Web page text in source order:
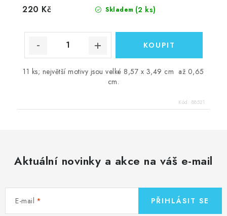
Skladem (2 ks)
220 Kč
11 ks; největší motivy jsou velké 8,57 x 3,49 cm až 0,65
cm.
Kód: 88521
Aktuální novinky a akce na váš e-mail
E-mail PŘIHLÁSIT SE